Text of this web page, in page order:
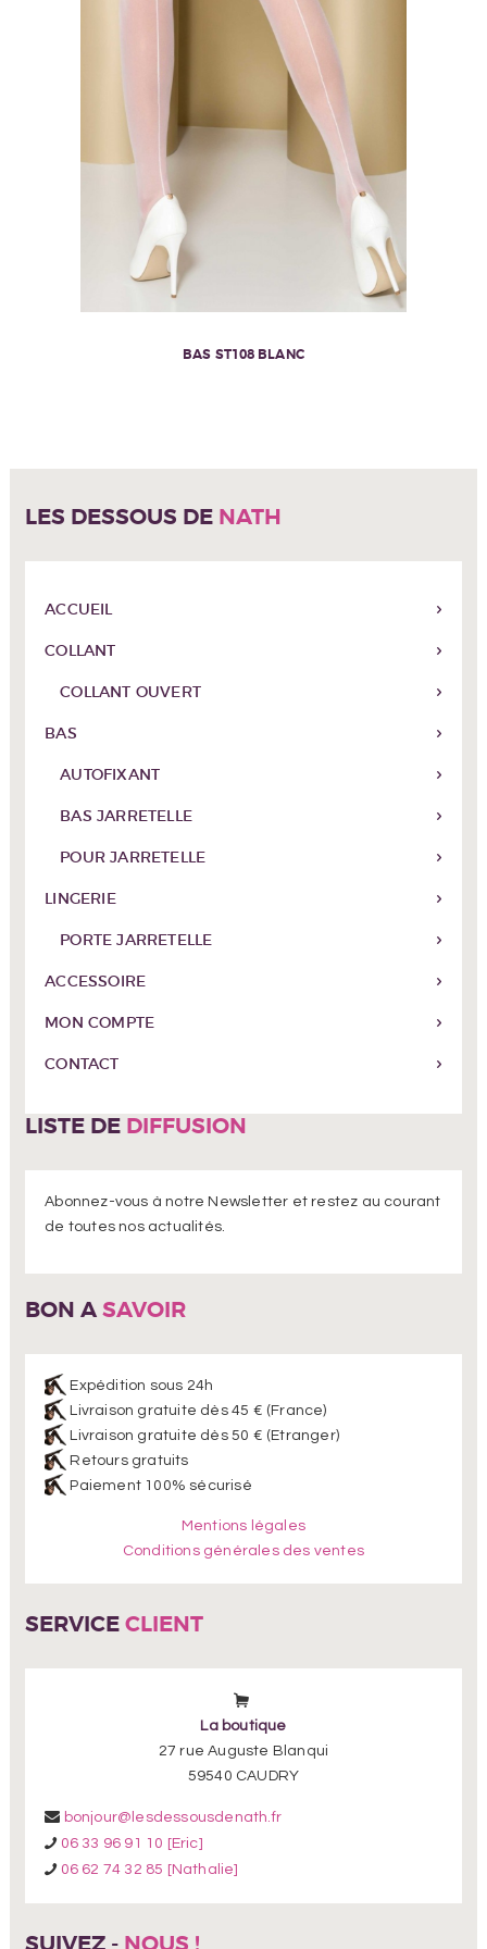
BAS ST108 BLANC
LES DESSOUS DE NATH
ACCUEIL
COLLANT
COLLANT OUVERT
BAS
AUTOFIXANT
BAS JARRETELLE
POUR JARRETELLE
LINGERIE
PORTE JARRETELLE
ACCESSOIRE
MON COMPTE
CONTACT
LISTE DE DIFFUSION
Abonnez-vous à notre Newsletter et restez au courant
de toutes nos actualités.
BON A SAVOIR
Expédition sous 24h
Livraison gratuite dès 45 € (France)
Livraison gratuite dès 50 € (Etranger)
Retours gratuits
Paiement 100% sécurisé
Mentions légales
Conditions générales des ventes
SERVICE CLIENT
La boutique
27 rue Auguste Blanqui
59540 CAUDRY
bonjour@lesdessousdenath.fr
06 33 96 91 10 [Eric]
06 62 74 32 85 [Nathalie]